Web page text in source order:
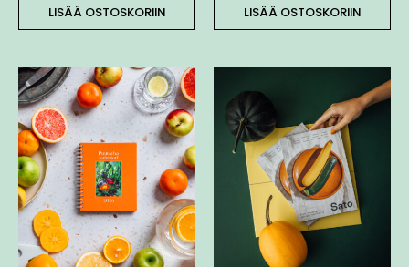
LISÄÄ OSTOSKORIIN LISÄÄ OSTOSKORIIN